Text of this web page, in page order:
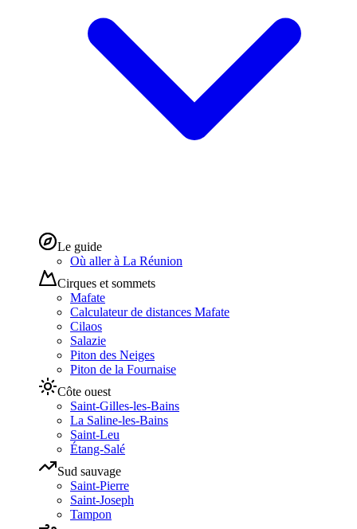
Le guide
Où aller à La Réunion
Cirques et sommets
Mafate
Calculateur de distances Mafate
Cilaos
Salazie
Piton des Neiges
Piton de la Fournaise
Côte ouest
Saint-Gilles-les-Bains
La Saline-les-Bains
Saint-Leu
Étang-Salé
Sud sauvage
Saint-Pierre
Saint-Joseph
Tampon